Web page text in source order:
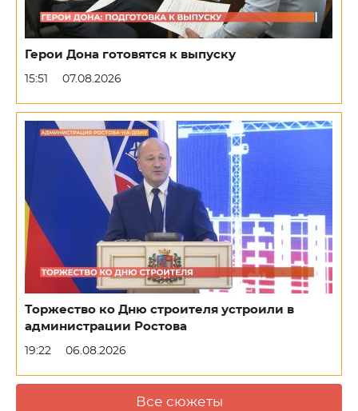
Герои Дона готовятся к выпуску
15:51 07.08.2026
Торжество ко Дню строителя устроили в
администрации Ростова
19:22 06.08.2026
Все сюжеты